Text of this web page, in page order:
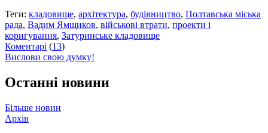
Теги: кладовище, архітектура, будівництво, Полтавська міська
рада, Вадим Ямщиков, військові втрати, проекти і
коригування, Затуринське кладовище
Коментарі (13)
Вислови свою думку!
Останні новини
Більше новин
Архів